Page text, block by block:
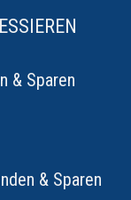
& Sparen
& Sparen